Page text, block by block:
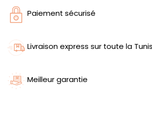
Paiement sécurisé
Livraison express sur toute la
Meilleur garantie